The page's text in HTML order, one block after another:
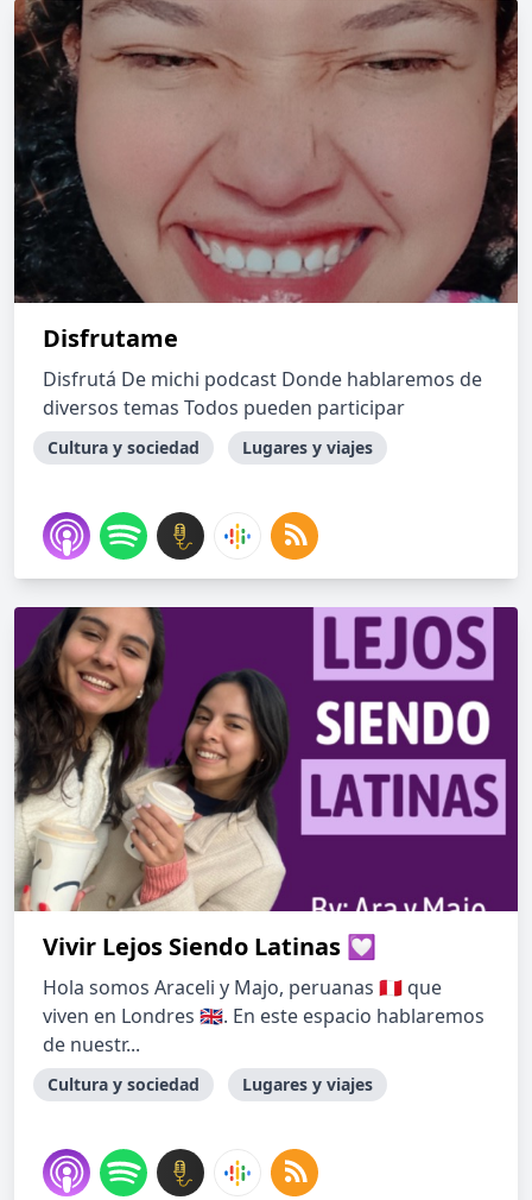
Disfrutame
Disfrutá De michi podcast Donde hablaremos de
diversos temas Todos pueden participar
Cultura y sociedad Lugares y viajes
Vivir Lejos Siendo Latinas 💟
Hola somos Araceli y Majo, peruanas 🇵🇪 que
viven en Londres 🇬🇧. En este espacio hablaremos
de nuestr...
Cultura y sociedad Lugares y viajes